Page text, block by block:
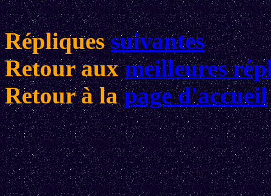
Répliquessuivantes
Retour auxmeilleures
Retour à lapage d'accueil